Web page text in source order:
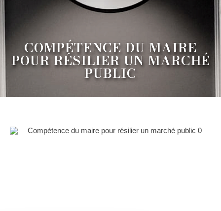
COMPÉTENCE DU MAIRE
POUR RÉSILIER UN MARCHÉ
PUBLIC